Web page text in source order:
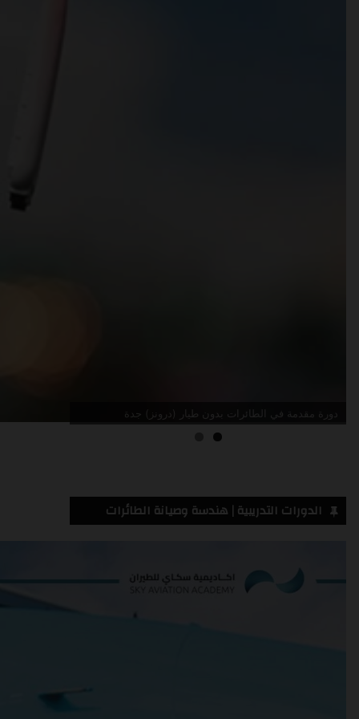
دورة مقدمة في الطائرات بدون طيار (درونز) جدة
الدورات التدريبية | هندسة وصيانة الطائرات